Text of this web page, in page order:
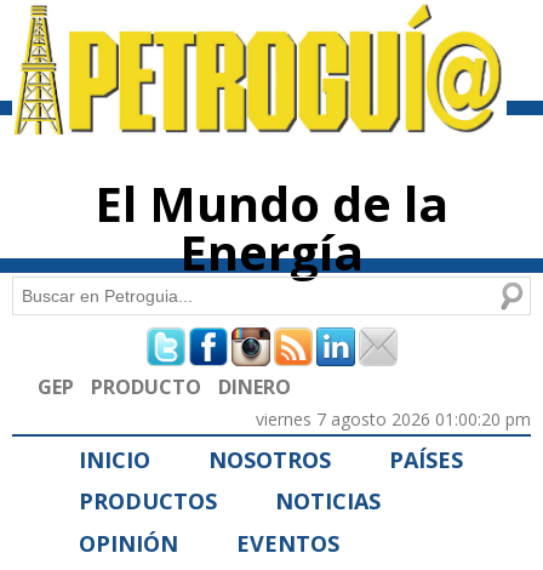
contenido
El Mundo de la
Energía
Formulario de búsqueda
Buscar
GEP PRODUCTO DINERO
viernes 7 agosto 2026 01:00:20 pm
INICIO NOSOTROS
PAÍSES
PRODUCTOS
NOTICIAS
OPINIÓN
EVENTOS